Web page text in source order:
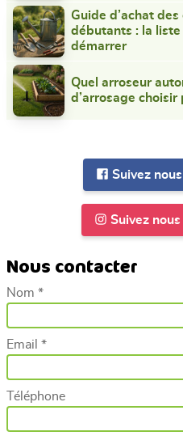
Guide d’achat
débutants : la
démarrer
Quel arroseur
d’arrosage choisir
Suivez
Suivez
Nous contacter
Nom *
Email *
Téléphone